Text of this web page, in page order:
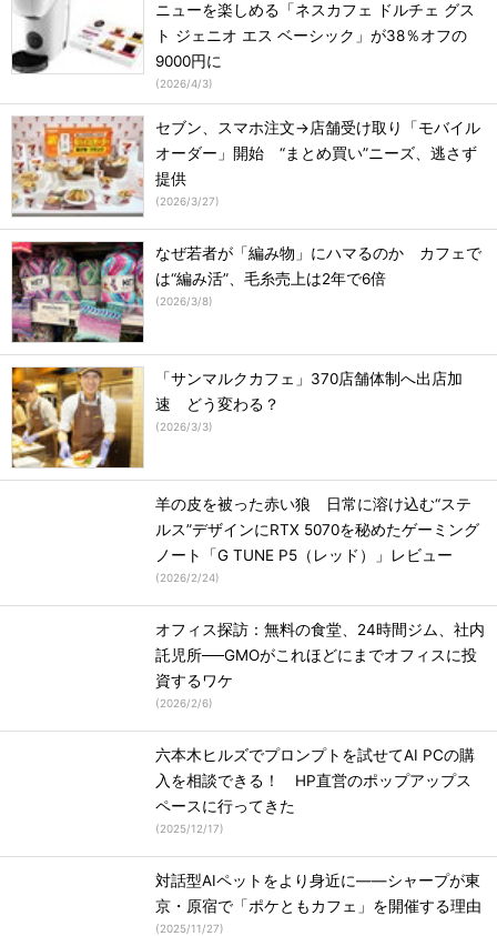
ニューを楽しめる「ネスカフェ ドルチェ グス
ト ジェニオ エス ベーシック」が38％オフの
9000円に
(2026/4/3)
セブン、スマホ注文→店舗受け取り「モバイル
オーダー」開始 “まとめ買い”ニーズ、逃さず
提供
(2026/3/27)
なぜ若者が「編み物」にハマるのか カフェで
は“編み活”、毛糸売上は2年で6倍
(2026/3/8)
「サンマルクカフェ」370店舗体制へ出店加
速 どう変わる？
(2026/3/3)
羊の皮を被った赤い狼 日常に溶け込む“ステ
ルス”デザインにRTX 5070を秘めたゲーミング
ノート「G TUNE P5（レッド）」レビュー
(2026/2/24)
オフィス探訪：無料の食堂、24時間ジム、社内
託児所──GMOがこれほどにまでオフィスに投
資するワケ
(2026/2/6)
六本木ヒルズでプロンプトを試せてAI PCの購
入を相談できる！ HP直営のポップアップス
ペースに行ってきた
(2025/12/17)
対話型AIペットをより身近に――シャープが東
京・原宿で「ポケともカフェ」を開催する理由
(2025/11/27)